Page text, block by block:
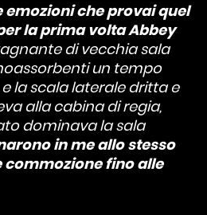
emozioni che provai quel
la prima volta Abbey
di vecchia sala
un tempo
la scala laterale dritta e
alla cabina di regia,
dominava la sala
in me allo stesso
commozione fino alle